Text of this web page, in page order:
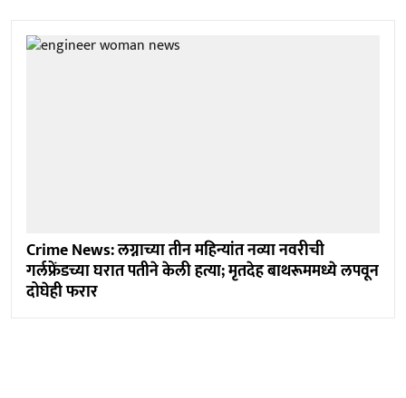
Crime News: लग्नाच्या तीन महिन्यांत नव्या नवरीची
गर्लफ्रेंडच्या घरात पतीने केली हत्या; मृतदेह बाथरूममध्ये लपवून
दोघेही फरार